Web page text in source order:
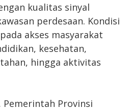
kualitas sinyal
perdesaan. Kondisi
akses masyarakat
kesehatan,
hingga aktivitas
Provinsi